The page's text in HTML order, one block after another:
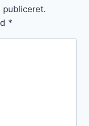
publiceret.
*